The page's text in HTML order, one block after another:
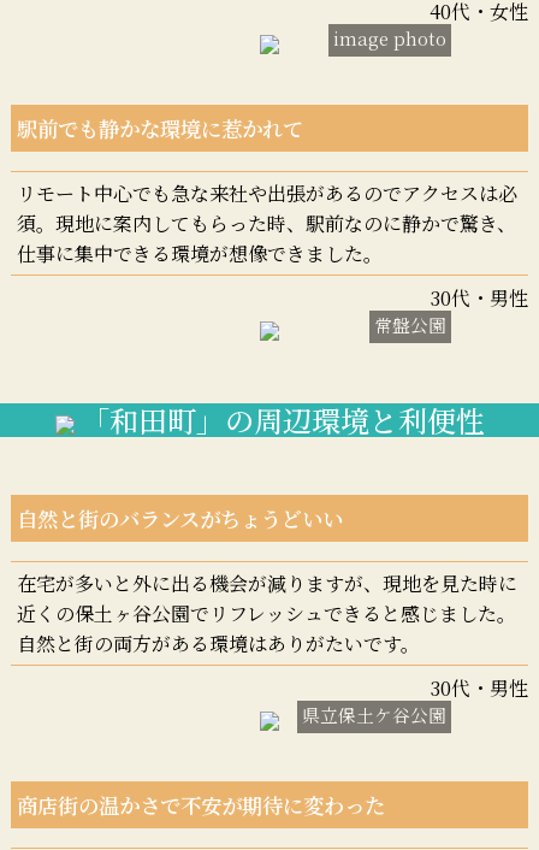
image photo
40代・女性
常盤公園
駅前でも静かな環境に惹かれて
リモート中心でも急な来社や出張があるのでアクセスは必
須。現地に案内してもらった時、駅前なのに静かで驚き、
仕事に集中できる環境が想像できました。
30代・男性
「和田町」の周辺環境と利便性
県立保土ケ谷公園
自然と街のバランスがちょうどいい
在宅が多いと外に出る機会が減りますが、現地を見た時に
近くの保土ヶ谷公園でリフレッシュできると感じました。
自然と街の両方がある環境はありがたいです。
30代・男性
商店街の温かさで不安が期待に変わった